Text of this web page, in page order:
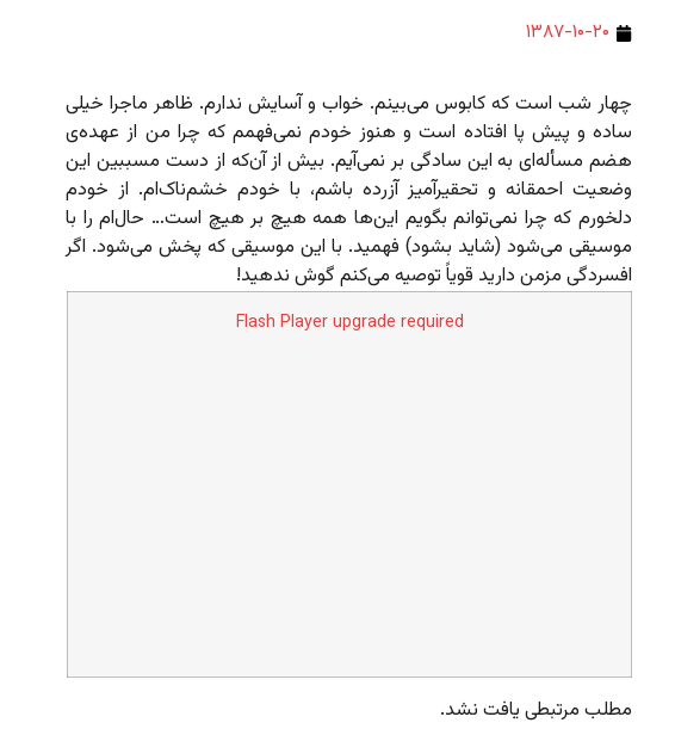
۱۳۸۷-۱۰-۲۰
چهار شب است که کابوس می‌بینم. خواب و آسایش ندارم. ظاهر ماجرا خیلی
ساده و پیش‌ پا افتاده است و هنوز خودم نمی‌فهمم که چرا من از عهده‌ی
هضم مسأله‌ای به این سادگی بر نمی‌آیم. بیش از آن‌که از دست مسببین این
وضعیت احمقانه و تحقیرآمیز آزرده باشم، با خودم خشم‌ناک‌ام. از خودم
دلخورم که چرا نمی‌توانم بگویم این‌ها همه هیچ بر هیچ است… حال‌ام را با
موسیقی می‌شود (شاید بشود) فهمید. با این موسیقی که پخش می‌شود. اگر
افسردگی مزمن دارید قویاً توصیه می‌کنم گوش ندهید!
Flash Player upgrade required
مطلب مرتبطی یافت نشد.